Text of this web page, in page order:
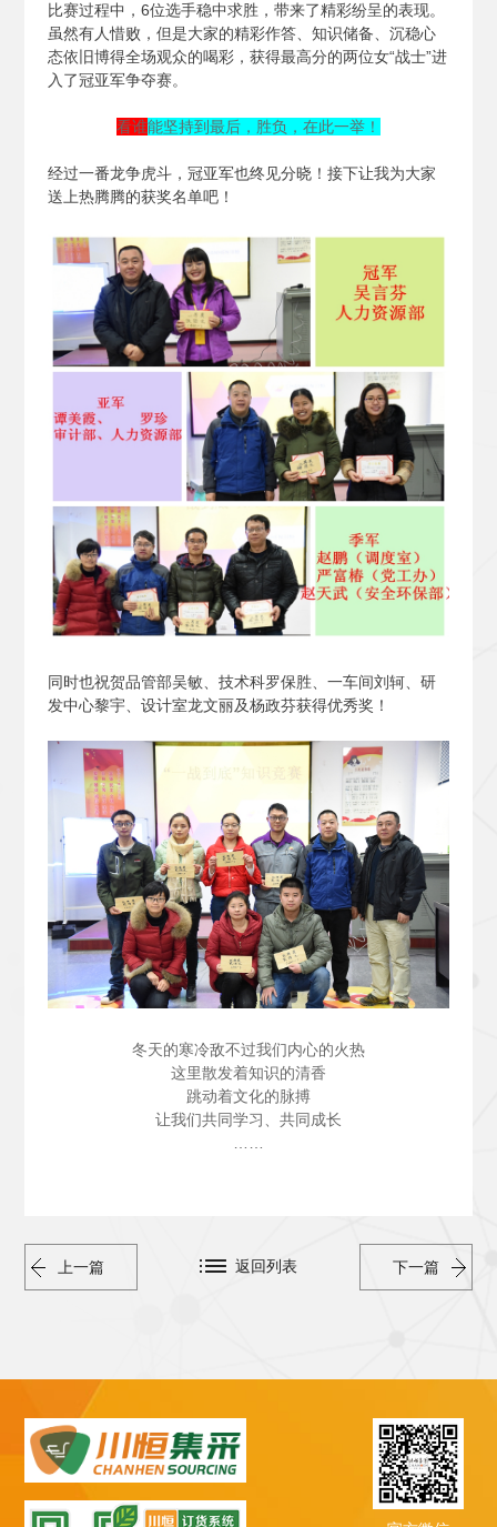
比赛过程中，6位选手稳中求胜，带来了精彩纷呈的表现。
虽然有人惜败，但是大家的精彩作答、知识储备、沉稳心
态依旧博得全场观众的喝彩，获得最高分的两位女“战士”进
入了冠亚军争夺赛。
看谁能坚持到最后，胜负，在此一举！
经过一番龙争虎斗，冠亚军也终见分晓！接下让我为大家
送上热腾腾的获奖名单吧！
同时也祝贺品管部吴敏、技术科罗保胜、一车间刘轲、研
发中心黎宇、设计室龙文丽及杨政芬获得优秀奖！
冬天的寒冷敌不过我们内心的火热
这里散发着知识的清香
跳动着文化的脉搏
让我们共同学习、共同成长
上一篇 下一篇
返回列表